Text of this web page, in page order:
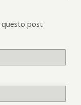
questo post